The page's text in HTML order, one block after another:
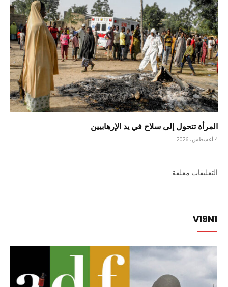
المرأة تتحول إلى سلاح في يد الإرهابيين
4 أغسطس، 2026
التعليقات مغلقة.
V19N1